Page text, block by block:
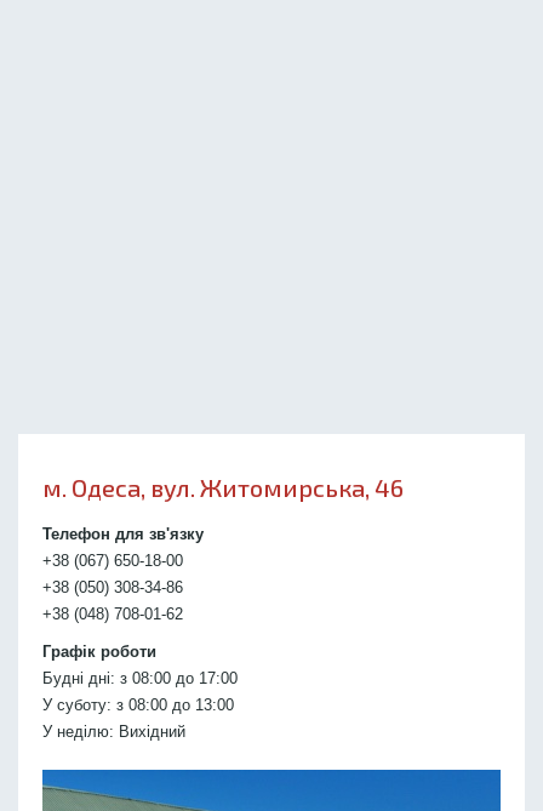
м. Одеса, вул. Житомирська, 46
Телефон для зв'язку
+38 (067) 650-18-00
+38 (050) 308-34-86
+38 (048) 708-01-62
Графік роботи
Будні дні: з 08:00 до 17:00
У суботу: з 08:00 до 13:00
У неділю: Вихідний